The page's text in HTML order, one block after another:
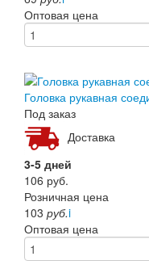
Оптовая цена
Головка рукавная
Под заказ
Доставка
3-5 дней
106 руб.
Розничная цена
103 руб.i
Оптовая цена